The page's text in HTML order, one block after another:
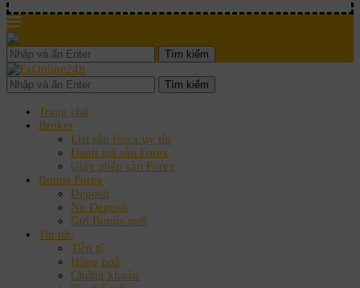
Tìm kiếm
Tìm kiếm
Trang chủ
Broker
List sàn forex uy tín
Đánh giá sàn Forex
Giấy phép sàn Forex
Bonus Forex
Deposit
No Deposit
Gửi Bonus mới
Tin tức
Tiền tệ
Hàng hoá
Chứng khoán